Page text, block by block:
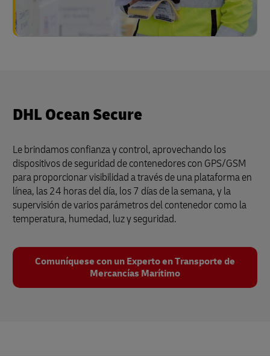
DHL Ocean Secure
Le brindamos confianza y control, aprovechando los
dispositivos de seguridad de contenedores con GPS/GSM
para proporcionar visibilidad a través de una plataforma en
línea, las 24 horas del día, los 7 días de la semana, y la
supervisión de varios parámetros del contenedor como la
temperatura, humedad, luz y seguridad.
Comuníquese con un Experto en Transporte de
Mercancías Marítimo